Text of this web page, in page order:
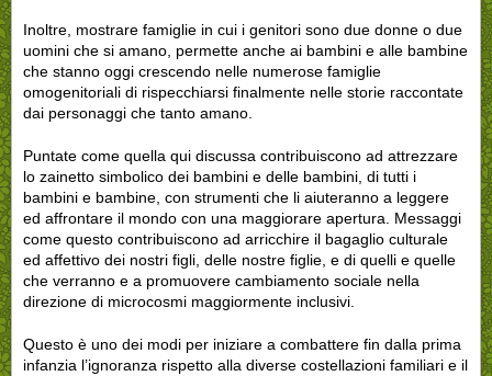
Inoltre, mostrare famiglie in cui i genitori sono due donne o due
uomini che si amano, permette anche ai bambini e alle bambine
che stanno oggi crescendo nelle numerose famiglie
omogenitoriali di rispecchiarsi finalmente nelle storie raccontate
dai personaggi che tanto amano.
Puntate come quella qui discussa contribuiscono ad attrezzare
lo zainetto simbolico dei bambini e delle bambini, di tutti i
bambini e bambine, con strumenti che li aiuteranno a leggere
ed affrontare il mondo con una maggiorare apertura. Messaggi
come questo contribuiscono ad arricchire il bagaglio culturale
ed affettivo dei nostri figli, delle nostre figlie, e di quelli e quelle
che verranno e a promuovere cambiamento sociale nella
direzione di microcosmi maggiormente inclusivi.
Questo è uno dei modi per iniziare a combattere fin dalla prima
infanzia l’ignoranza rispetto alla diverse costellazioni familiari e il